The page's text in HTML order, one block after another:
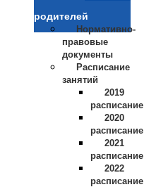
родителей
Нормативно-
правовые
документы
Расписание
занятий
2019
расписание
2020
расписание
2021
расписание
2022
расписание